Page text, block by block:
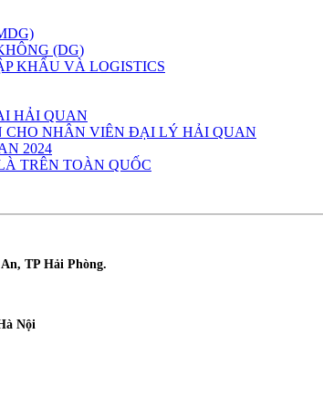
(DG)
KHẨU VÀ LOGISTICS
HẢI QUAN
CHO NHÂN VIÊN ĐẠI LÝ HẢI QUAN
2024
TRÊN TOÀN QUỐC
TP Hải Phòng.
Nội